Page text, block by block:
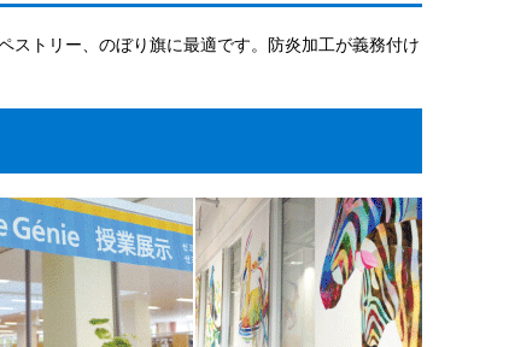
ストリー、のぼり旗に最適です。防炎加工が義務付け